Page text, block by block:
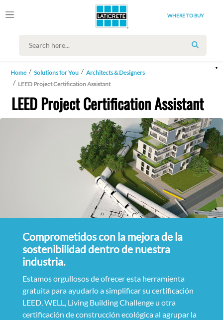
WHERE TO BUY
SEARCH
Home Solutions for You
Architects & Designers
LEED Project Certification Assistant
LEED Project Certification Assistant
Comprometidos con la mejora de la
sostenibilidad dentro de nuestra
industria.
Estamos orgullosos de ofrecer esta herramienta
gratuita para ayudarlo a simplificar su certificación
LEED, WELL, Living Building Challenge u otra
certificación de construcción ecológica al agrupar la